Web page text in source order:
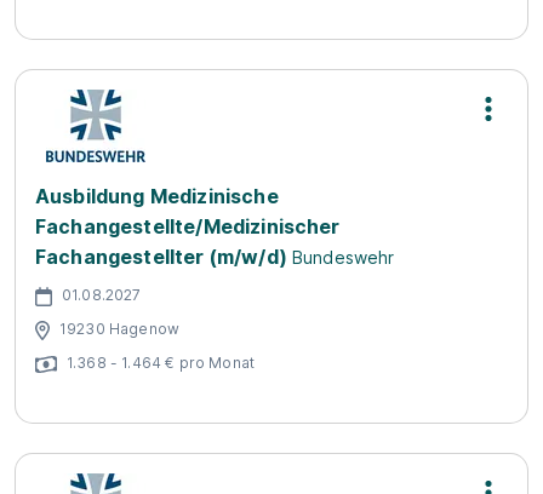
Ausbildung Medizinische
Fachangestellte/Medizinischer
Fachangestellter (m/w/d) Bundeswehr
01.08.2027
19230 Hagenow
1.368 - 1.464 € pro Monat